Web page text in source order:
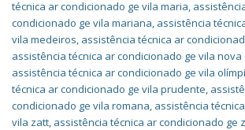
técnica ar condicionado ge vila maria,
condicionado ge vila mariana, assistência
vila medeiros, assistência técnica ar
assistência técnica ar condicionado ge vila nova
assistência técnica ar condicionado ge vila
técnica ar condicionado ge vila prudente,
condicionado ge vila romana, assistência
vila zatt, assistência técnica ar condicionado ge